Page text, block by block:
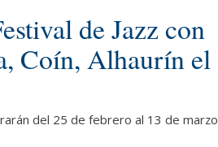
de Jazz con
Coín, Alhaurín el
del 25 de febrero al 13 de marzo